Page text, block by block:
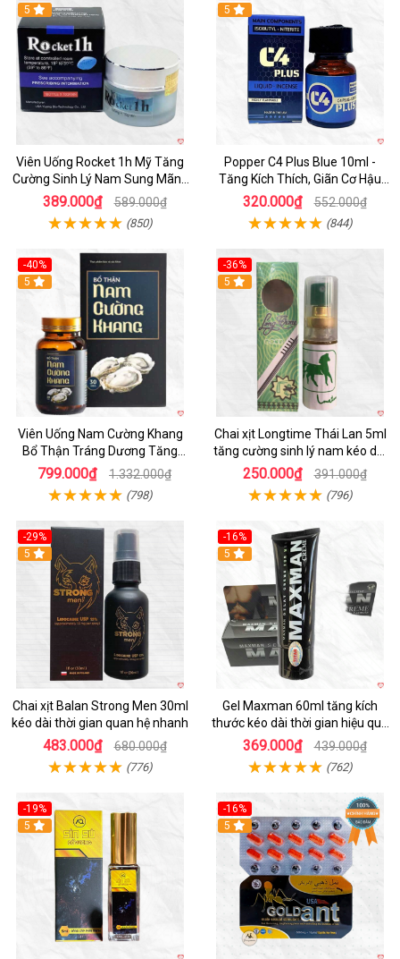
5
Viên Uống Rocket 1h Mỹ Tăng
Cường Sinh Lý Nam Sung Mãnh
Cương Dương
389.000₫ 589.000₫
(850)
5
Popper C4 Plus Blue 10ml -
Tăng Kích Thích, Giãn Cơ Hậu
Môn
320.000₫ 552.000₫
(844)
-40%
5
Viên Uống Nam Cường Khang
Bổ Thận Tráng Dương Tăng
Cường Sinh Lý Nam
799.000₫ 1.332.000₫
(798)
-36%
5
Chai xịt Longtime Thái Lan 5ml
tăng cường sinh lý nam kéo dài
quan hệ
250.000₫ 391.000₫
(796)
-29%
5
Chai xịt Balan Strong Men 30ml
kéo dài thời gian quan hệ nhanh
483.000₫ 680.000₫
(776)
-16%
5
Gel Maxman 60ml tăng kích
thước kéo dài thời gian hiệu quả
cho nam
369.000₫ 439.000₫
(762)
-19%
5
-16%
5